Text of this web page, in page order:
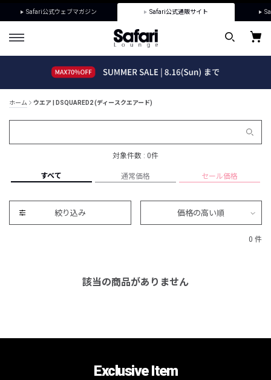
Safari公式ウェブマガジン Safari公式通販サイト
ホーム ウエア | DSQUARED2 (ディースクエアード)
対象件数 : 0件
すべて 通常価格 セール価格
絞り込み 価格の高い順
0 件
該当の商品がありません
Exclusive Item